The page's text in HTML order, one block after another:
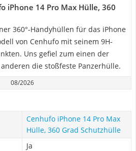
iPhone 14 Pro Max Hülle, 360
360°-Handyhüllen für das iPhone
von Cenhufo mit seinem 9H-
Uns gefiel zum einen der
die stoßfeste Panzerhülle.
08/2026
Cenhufo iPhone 14 Pro Max
Hülle, 360 Grad Schutzhülle
Ja